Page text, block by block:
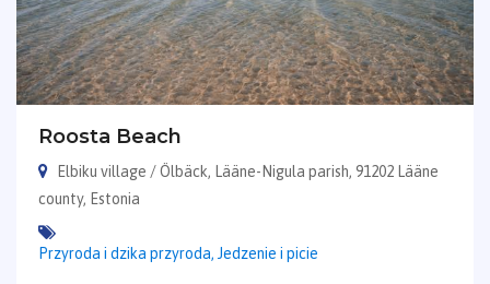
Roosta Beach
Elbiku village / Ölbäck, Lääne-Nigula parish, 91202 Lääne
county, Estonia
Przyroda i dzika przyroda, Jedzenie i picie